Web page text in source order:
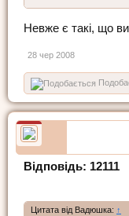
Невже є такі, що
28 чер 2008
Відповідь: 12111
Цитата від Вадюшка: ↑